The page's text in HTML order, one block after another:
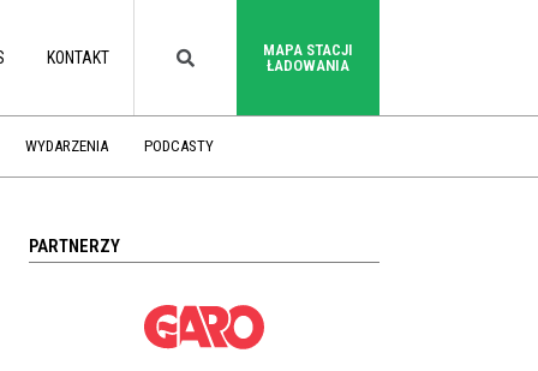
KONTAKT
MAPA STACJI
ŁADOWANIA
WYDARZENIA PODCASTY
PARTNERZY